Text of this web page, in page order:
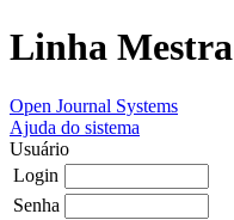
Linha Mestra
Open Journal Systems
Ajuda do sistema
Usuário
Login
Senha